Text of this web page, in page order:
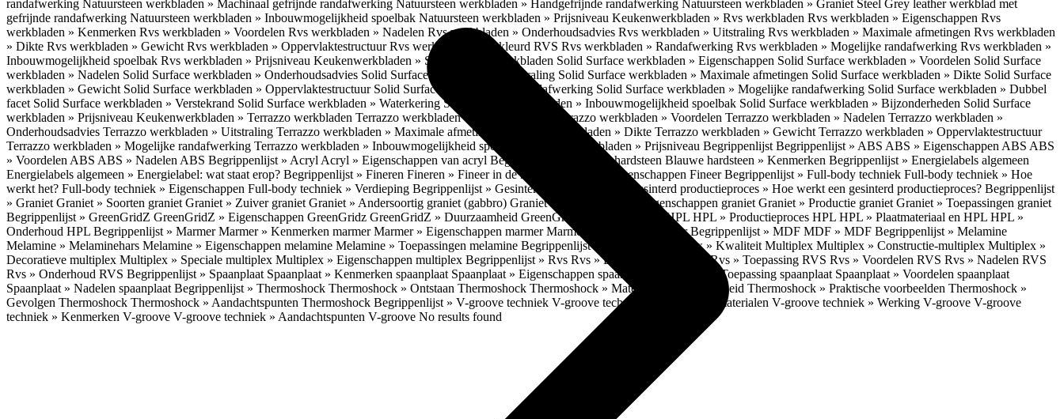
randafwerking Natuursteen werkbladen » Machinaal gefrijnde randafwerking Natuursteen werkbladen » Handgefrijnde randafwerking Natuursteen werkbladen » Graniet Steel Grey leather werkblad met
gefrijnde randafwerking Natuursteen werkbladen » Inbouwmogelijkheid spoelbak Natuursteen werkbladen » Prijsniveau Keukenwerkbladen » Rvs werkbladen Rvs werkbladen » Eigenschappen Rvs
werkbladen » Kenmerken Rvs werkbladen » Voordelen Rvs werkbladen » Nadelen Rvs werkbladen » Onderhoudsadvies Rvs werkbladen » Uitstraling Rvs werkbladen » Maximale afmetingen Rvs werkbladen
» Dikte Rvs werkbladen » Gewicht Rvs werkbladen » OppervlaktestructuurRvs werkbladen » Gekleurd RVS Rvs werkbladen » Randafwerking Rvs werkbladen » Mogelijke randafwerking Rvs werkbladen »
Inbouwmogelijkheid spoelbak Rvs werkbladen » Prijsniveau Keukenwerkbladen » Solid Surface werkbladen Solid Surface werkbladen » Eigenschappen Solid Surface werkbladen » Voordelen Solid Surface
werkbladen » Nadelen Solid Surface werkbladen » Onderhoudsadvies Solid Surface werkbladen » Uitstraling Solid Surface werkbladen » Maximale afmetingen Solid Surface werkbladen » Dikte Solid Surface
werkbladen » Gewicht Solid Surface werkbladen » Oppervlaktestructuur Solid Surface werkbladen » Randafwerking Solid Surface werkbladen » Mogelijke randafwerking Solid Surface werkbladen » Dubbel
facet Solid Surface werkbladen » Verstekrand Solid Surface werkbladen » WaterkeringSolid Surface werkbladen » Inbouwmogelijkheid spoelbak Solid Surface werkbladen » Bijzonderheden Solid Surface
werkbladen » Prijsniveau Keukenwerkbladen » Terrazzo werkbladen Terrazzo werkbladen » Eigenschappen Terrazzo werkbladen » Voordelen Terrazzo werkbladen » Nadelen Terrazzo werkbladen »
Onderhoudsadvies Terrazzo werkbladen » Uitstraling Terrazzo werkbladen » Maximale afmetingen Terrazzo werkbladen » Dikte Terrazzo werkbladen » Gewicht Terrazzo werkbladen » Oppervlaktestructuur
Terrazzo werkbladen » Mogelijke randafwerking Terrazzo werkbladen » Inbouwmogelijkheid spoelbak Terrazzo werkbladen » Prijsniveau Begrippenlijst Begrippenlijst » ABS ABS » Eigenschappen ABS ABS
» Voordelen ABS ABS » Nadelen ABS Begrippenlijst » Acryl Acryl » Eigenschappen van acryl Begrippenlijst » Blauwe hardsteen Blauwe hardsteen » Kenmerken Begrippenlijst » Energielabels algemeen
Energielabels algemeen » Energielabel: wat staat erop? Begrippenlijst » Fineren Fineren » Fineer in de keuken Fineren » Eigenschappen FineerBegrippenlijst » Full-body techniek Full-body techniek » Hoe
werkt het? Full-body techniek » Eigenschappen Full-body techniek » Verdieping Begrippenlijst » Gesinterd productieproces Gesinterd productieproces » Hoe werkt een gesinterd productieproces? Begrippenlijst
» Graniet Graniet » Soorten graniet Graniet » Zuiver graniet Graniet » Andersoortig graniet (gabbro) Graniet » Gneis Graniet » Eigenschappen graniet Graniet » Productie graniet Graniet » Toepassingen graniet
Begrippenlijst » GreenGridZ GreenGridZ » Eigenschappen GreenGridz GreenGridZ » Duurzaamheid GreenGridz Begrippenlijst » HPL HPL » Productieproces HPL HPL » Plaatmateriaal en HPL HPL »
Onderhoud HPL Begrippenlijst » MarmerMarmer » Kenmerken marmerMarmer » Eigenschappen marmerMarmer » Productie marmerBegrippenlijst » MDF MDF » MDF Begrippenlijst » Melamine
Melamine » Melaminehars Melamine » Eigenschappen melamine Melamine » Toepassingen melamine Begrippenlijst » Multiplex Multiplex » Kwaliteit Multiplex Multiplex » Constructie-multiplex Multiplex »
Decoratieve multiplex Multiplex » Speciale multiplex Multiplex » Eigenschappen multiplex Begrippenlijst » Rvs Rvs » Eigenschappen RVS Rvs » Toepassing RVS Rvs » Voordelen RVS Rvs » Nadelen RVS
Rvs » Onderhoud RVS Begrippenlijst » Spaanplaat Spaanplaat » Kenmerken spaanplaat Spaanplaat » Eigenschappen spaanplaat Spaanplaat » Toepassing spaanplaat Spaanplaat » Voordelen spaanplaat
Spaanplaat » Nadelen spaanplaat Begrippenlijst » Thermoshock Thermoshock » Ontstaan Thermoshock Thermoshock » Materialen & gevoeligheid Thermoshock » Praktische voorbeelden Thermoshock »
Gevolgen Thermoshock Thermoshock » Aandachtspunten Thermoshock Begrippenlijst » V-groove techniek V-groove techniek » Toepasbare materialen V-groove techniek » Werking V-groove V-groove
techniek » Kenmerken V-groove V-groove techniek » Aandachtspunten V-groove No results found